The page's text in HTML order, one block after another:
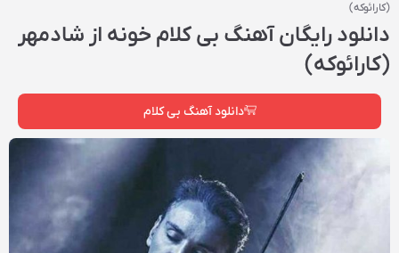
(کارائوکه)
دانلود رایگان آهنگ بی کلام خونه از شادمهر
(کارائوکه)
دانلود آهنگ بی کلام